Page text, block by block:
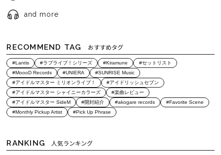
and more
RECOMMEND TAG おすすめタグ
#Lantis #ラブライブ！シリーズ #Kiramune
#セットリスト
#MoooD Records
#UNIERA
#SUNRISE Music
#アイドルマスター ミリオンライブ！
#アイドリッシュセブン
#アイドルマスター シャイニーカラーズ
#楽曲レビュー
#アイドルマスター SideM
#開封紹介 #akogare records
#Favorite Scene
#Monthly Pickup Artist
#Pick Up Phrase
RANKING 人気ランキング